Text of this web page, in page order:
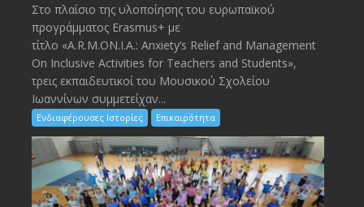
Στο πλαίσιο της υλοποίησης του ευρωπαϊκού
προγράμματος Erasmus+ με
τίτλο «A.R.M.ON.I.A.: Anxiety’s Relief and Management
On Inclusive Activities for Teachers and Students»,
τρεις εκπαιδευτικοί του Μουσικού Σχολείου
Ιωαννίνων συμμετείχαν...
Ενδιαφέρουσες Ιστορίες Επικαιρότητα